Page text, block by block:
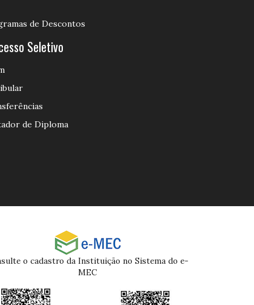
de Descontos
Seletivo
de Diploma
o cadastro da Instituição no Sistema do e-
MEC